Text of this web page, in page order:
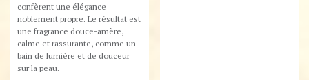
confèrent une élégance
noblement propre. Le résultat est
une fragrance douce-amère,
calme et rassurante, comme un
bain de lumière et de douceur
sur la peau.